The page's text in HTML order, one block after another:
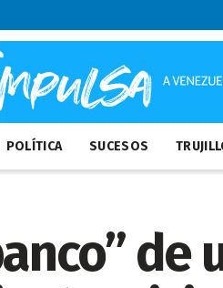
POLÍTICA SUCESOS
de